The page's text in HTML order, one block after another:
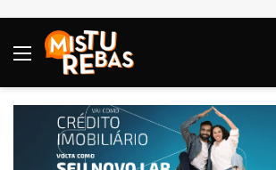
Menu